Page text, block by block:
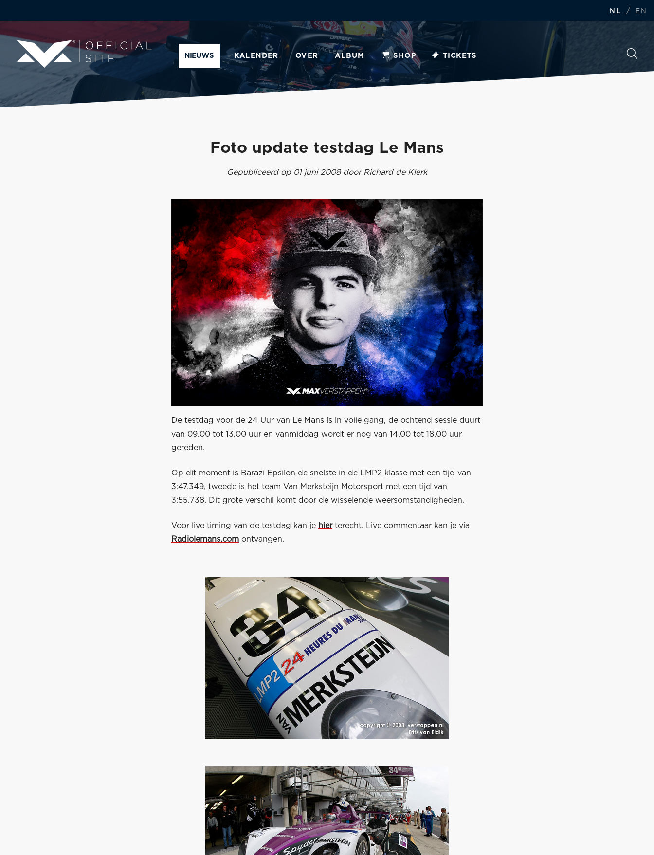
NL / EN
NIEUWS KALENDER OVER ALBUM SHOP TICKETS
Foto update testdag Le Mans
Gepubliceerd op 01 juni 2008 door Richard de Klerk
De testdag voor de 24 Uur van Le Mans is in volle gang, de ochtend sessie duurt
van 09.00 tot 13.00 uur en vanmiddag wordt er nog van 14.00 tot 18.00 uur
gereden.
Op dit moment is Barazi Epsilon de snelste in de LMP2 klasse met een tijd van
3:47.349, tweede is het team Van Merksteijn Motorsport met een tijd van
3:55.738. Dit grote verschil komt door de wisselende weersomstandigheden.
Voor live timing van de testdag kan je hierterecht. Live commentaar kan je via
Radiolemans.com ontvangen.